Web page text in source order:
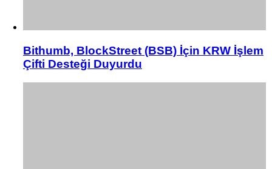
Bithumb, BlockStreet (BSB) İçin KRW İşlem
Çifti Desteği Duyurdu